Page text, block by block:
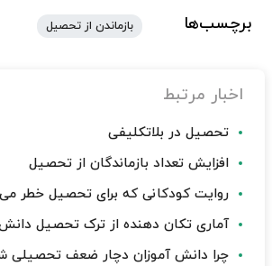
برچسب‌ها بازماندن از تحصیل
اخبار مرتبط
تحصیل در بلاتکلیفی
افزایش تعداد بازماندگان از تحصیل
روایت کودکانی که برای تحصیل خطر
آماری تکان دهنده از ترک تحصیل
چرا دانش آموزان دچار ضعف تحصیلی